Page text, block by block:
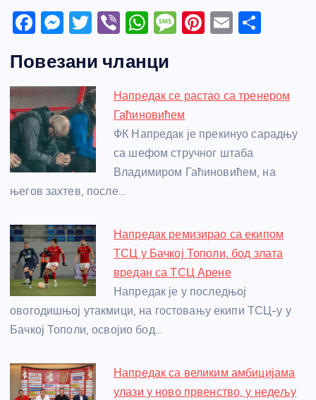
F
c
e
b
o
o
k
M
ss
e
n
g
er
T
itt
er
Vi
er
W
at
s
A
p
p
M
a
g
e
Pi
e
E
e
Повезани чланци
Напредак се растао са тренером
Гаћиновићем
ФК Напредак је прекинуо сарадњу
са шефом стручног штаба
Владимиром Гаћиновићем, на
његов захтев, после…
Напредак ремизирао са екипом
ТСЦ у Бачкој Тополи, бод злата
вредан са ТСЦ Арене
Напредак је у последњој
овогодишњој утакмици, на гостовању екипи ТСЦ-у у
Бачкој Тополи, освојио бод…
Напредак са великим амбицијама
улази у ново првенство, у недељу